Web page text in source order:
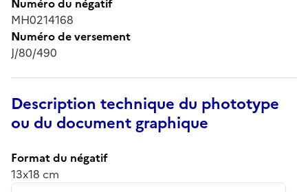
MH0214168
Numéro de versement
J/80/490
Description technique du phototype
ou du document graphique
Format du négatif
13x18 cm